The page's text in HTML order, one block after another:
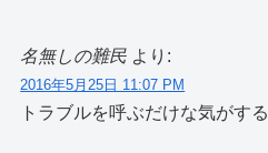
名無しの難民 より:
2016年5月25日 11:07 PM
トラブルを呼ぶだけな気がする